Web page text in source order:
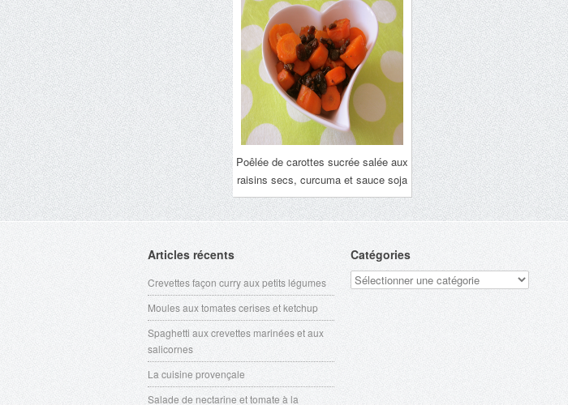
Poêlée de carottes sucrée salée aux
raisins secs, curcuma et sauce soja
Articles récents
Crevettes façon curry aux petits légumes
Moules aux tomates cerises et ketchup
Spaghetti aux crevettes marinées et aux
salicornes
La cuisine provençale
Salade de nectarine et tomate à la
Catégories
Catégories